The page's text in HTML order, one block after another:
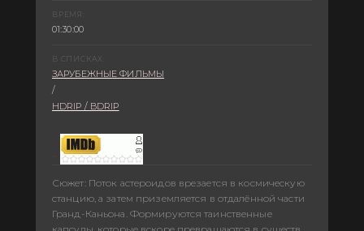
ВРЕМЯ:
01:30:00
В СПИСКАХ:
ЗАРУБЕЖНЫЕ ФИЛЬМЫ
/
HDRIP / BDRIP
Сюжет: Поток астероидов врезается в космическую
станцию, а затем приземляется в отдалённой части
Гранд-Каньона. Формируются таинственные